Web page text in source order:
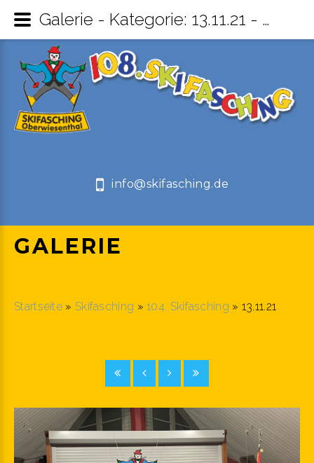
info@skifasching.de
GALERIE
Startseite » Skifasching »104. Skifasching » 13.11.21
Galerie - Kategorie: 13.11.21 - Skifasching Oberwiesenthal